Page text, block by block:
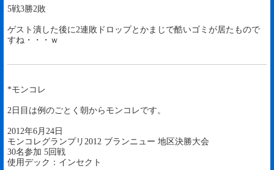
5戦3勝2敗
ゲスト潰した後に2連敗ドロップとかまじで酷いゴミが居たもので
すね・・・ｗ
*モンコレ
2日目は例のごとく朝からモンコレです。
2012年6月24日
モンコレグランプリ2012 ブランニュー 地区決勝大会
30名参加 5回戦
使用デック：インセクト